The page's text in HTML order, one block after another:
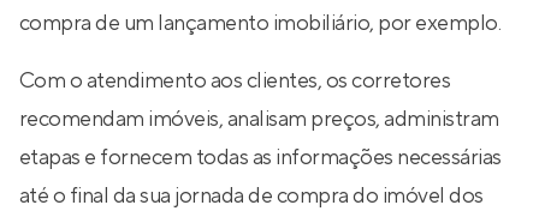
compra de um lançamento imobiliário, por exemplo.
Com o atendimento aos clientes, os corretores
recomendam imóveis, analisam preços, administram
etapas e fornecem todas as informações necessárias
até o final da sua jornada de compra do imóvel dos